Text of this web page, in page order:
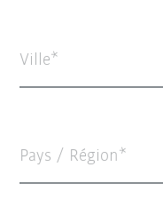
Ville
Pays / Région*